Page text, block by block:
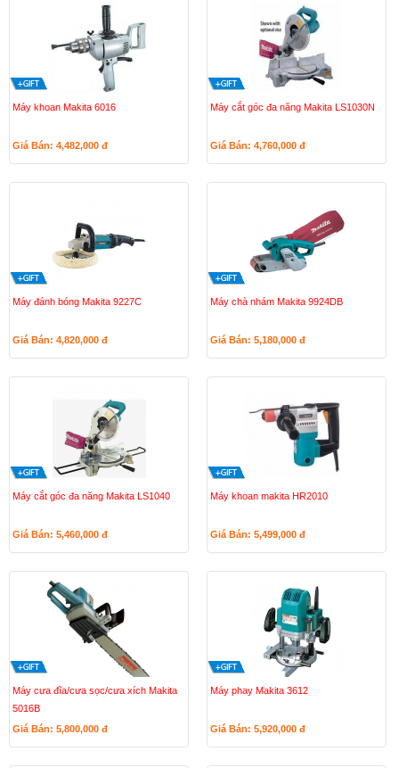
Máy khoan Makita 6016
Giá Bán: 4,482,000 đ
Máy cắt góc đa năng Makita LS1030N
Giá Bán: 4,760,000 đ
Máy đánh bóng Makita 9227C
Giá Bán: 4,820,000 đ
Máy chà nhám Makita 9924DB
Giá Bán: 5,180,000 đ
Máy cắt góc đa năng Makita LS1040
Giá Bán: 5,460,000 đ
Máy khoan makita HR2010
Giá Bán: 5,499,000 đ
Máy cưa đĩa/cưa sọc/cưa xích Makita
5016B
Giá Bán: 5,800,000 đ
Máy phay Makita 3612
Giá Bán: 5,920,000 đ